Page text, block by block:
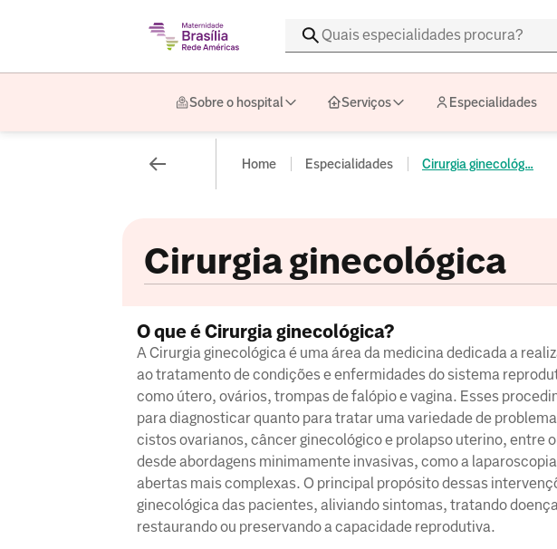
Sobre o hospital Serviços Especialidades
Home Especialidades Cirurgia ginecológ...
Cirurgia ginecológica
O que é Cirurgia ginecológica?
A Cirurgia ginecológica é uma área da medicina dedicada a
ao tratamento de condições e enfermidades do sistema
como útero, ovários, trompas de falópio e vagina. Esses
para diagnosticar quanto para tratar uma variedade de
cistos ovarianos, câncer ginecológico e prolapso uterino, entre
desde abordagens minimamente invasivas, como a
abertas mais complexas. O principal propósito dessas
ginecológica das pacientes, aliviando sintomas, tratando
restaurando ou preservando a capacidade reprodutiva.